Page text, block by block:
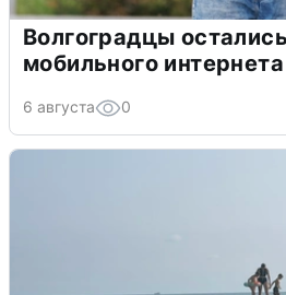
Волгоградцы
мобильного интернета
6 августа 0